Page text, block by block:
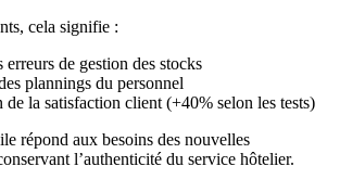
cela signifie :
erreurs de gestion des stocks
plannings du personnel
de la satisfaction client (+40% selon les tests)
répond aux besoins des nouvelles
l’authenticité du service hôtelier.